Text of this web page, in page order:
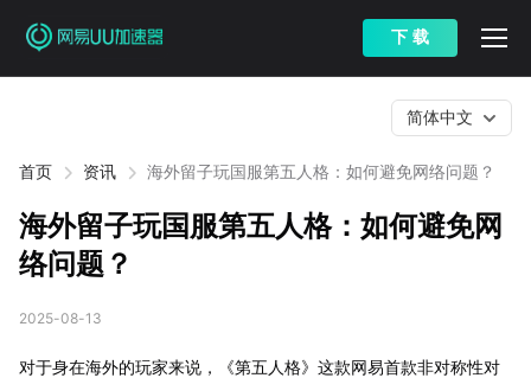
下 载
首页 资讯 海外留子玩国服第五人格：如何避免网络问题？
简体中文
海外留子玩国服第五人格：如何避免网
络问题？
2025-08-13
对于身在海外的玩家来说，《第五人格》这款网易首款非对称性对